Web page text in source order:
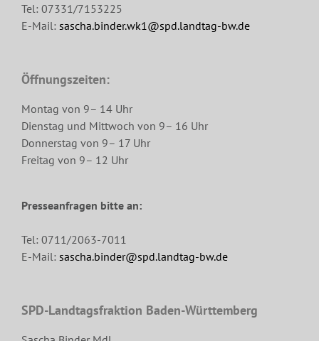
Tel: 07331/7153225
E-Mail: sascha.binder.wk1@spd.landtag-bw.de
Öffnungszeiten:
Montag von 9– 14 Uhr
Dienstag und Mittwoch von 9– 16 Uhr
Donnerstag von 9– 17 Uhr
Freitag von 9– 12 Uhr
Presseanfragen bitte an:
Tel: 0711/2063-7011
E-Mail: sascha.binder@spd.landtag-bw.de
SPD-Landtagsfraktion Baden-Württemberg